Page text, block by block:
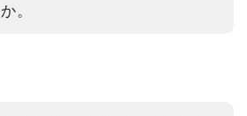
か。